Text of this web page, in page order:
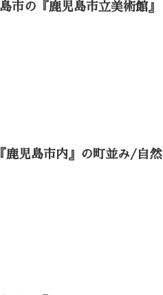
市の『鹿児島市立美術館』
鹿児島市内』の町並み/自然